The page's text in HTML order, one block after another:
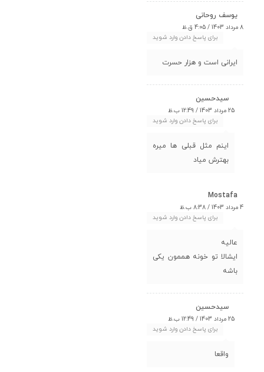
یوسف روحانی
8 مرداد 1403 / 4:05 ق.ظ
برای پاسخ دادن وارد شوید
ایرانی است و هزار حسرت
سیدحسین
25 مرداد 1403 / 12:49 ب.ظ
برای پاسخ دادن وارد شوید
اینم مثل قبلی ها میره
بهترش میاد
Mostafa
4 مرداد 1403 / 8:38 ب.ظ
برای پاسخ دادن وارد شوید
عالیه
ایشالا تو خونه هممون یکی
باشه
سیدحسین
25 مرداد 1403 / 12:49 ب.ظ
برای پاسخ دادن وارد شوید
واقعا